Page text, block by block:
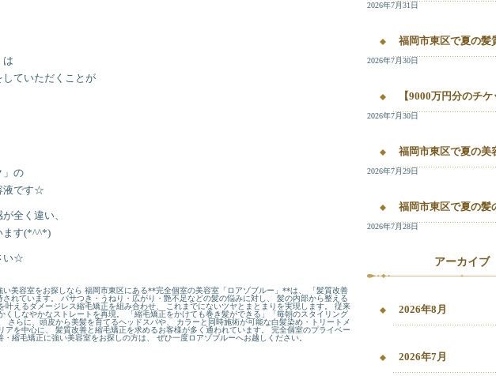
は
ていただくことが
」の
液です☆
全く違い、
ます(*^^*)
い☆
美容室をお探しなら 福岡市東区にある**完全個室の美容室「ロアゾブルー」**は、 「髪質改善
れています。 パサつき・うねり・広がり・艶不足などの髪の悩みに対し、 髪の内部から整える
えるダメージレス縮毛矯正を組み合わせ、 これまでにないツヤとまとまりを実現します。 従来
しなやかなストレートを再現。 「縮毛矯正をかけても巻き髪ができる」「毎朝のスタイリング
さらに、頭皮から美髪を育てるヘッドスパや、 カラーと同時施術が可能な白髪染め・トリートメ
を中心に、 髪質改善と縮毛矯正を求めるお客様が多く通われています。 完全個室のプライベー
縮毛矯正に強い美容室をお探しの方は、 ぜひ一度ロアゾブルーへお越しください。
2026年7月31日
2026年7月30日
2026年7月30日
2026年7月29日
2026年7月28日
アーカイブ
2026年8月
2026年7月